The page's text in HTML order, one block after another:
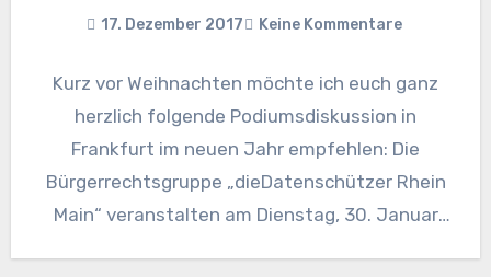
17. Dezember 2017 Keine Kommentare
Kurz vor Weihnachten möchte ich euch ganz
herzlich folgende Podiumsdiskussion in
Frankfurt im neuen Jahr empfehlen: Die
Bürgerrechtsgruppe „dieDatenschützer Rhein
Main“ veranstalten am Dienstag, 30. Januar